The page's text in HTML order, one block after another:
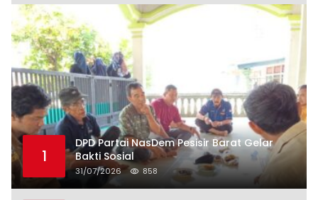
1
DPD Partai NasDem Pesisir Barat Gelar
Bakti Sosial
31/07/2026 858